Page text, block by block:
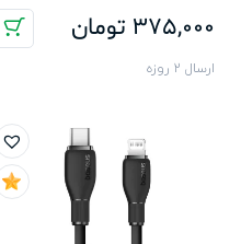
375,000 تومان
ارسال 2 روزه